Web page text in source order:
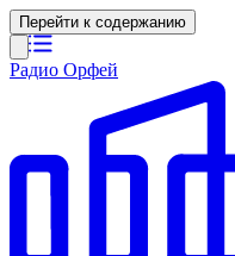
Перейти к содержанию
Радио Орфей